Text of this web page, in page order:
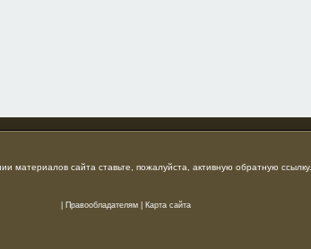
материалов сайта ставьте, пожалуйста, активную обратную ссылку.
Правообладателям Карта сайта